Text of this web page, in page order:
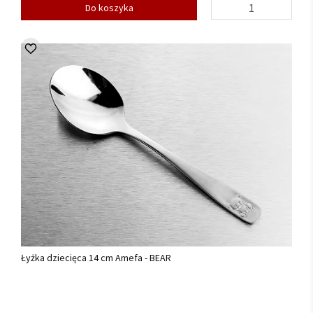
Do koszyka
Łyżka dziecięca 14 cm Amefa - BEAR